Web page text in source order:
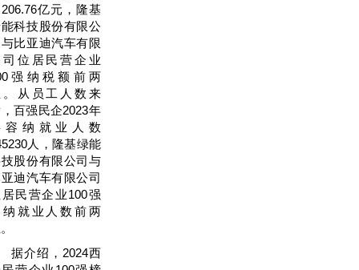
亿元，隆基
科技股份有限公
比亚迪汽车有限
司位居民营企业
强纳税额前两
。从员工人数来
百强民企2023年
容纳就业人数
人，隆基绿能
股份有限公司与
迪汽车有限公司
民营企业100强
纳就业人数前两
据介绍，2024西